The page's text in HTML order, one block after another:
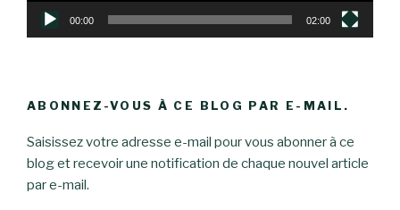
00:00 02:00
ABONNEZ-VOUS À CE BLOG PAR E-MAIL.
Saisissez votre adresse e-mail pour vous abonner à ce
blog et recevoir une notification de chaque nouvel article
par e-mail.